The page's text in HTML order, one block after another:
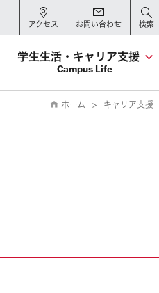
アクセス お問い合わせ 検索
学生生活・キャリア支援
Campus Life
ホーム キャリア支援